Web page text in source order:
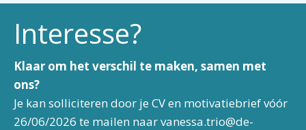
Interesse?
Klaar om het verschil te maken, samen met
ons?
Je kan solliciteren door je CV en motivatiebrief vóór
26/06/2026 te mailen naarvanessa.trio@de-